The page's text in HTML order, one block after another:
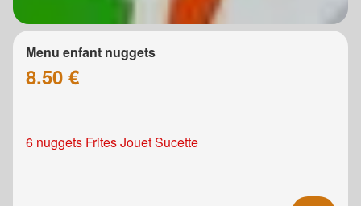
Menu enfant nuggets
8.50 €
6 nuggets Frites Jouet Sucette